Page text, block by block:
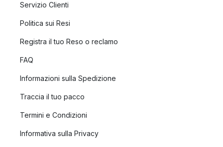
Servizio Clienti
Politica sui Resi
Registra il tuo Reso o reclamo
FAQ
Informazioni sulla Spedizione
Traccia il tuo pacco
Termini e Condizioni
Informativa sulla Privacy